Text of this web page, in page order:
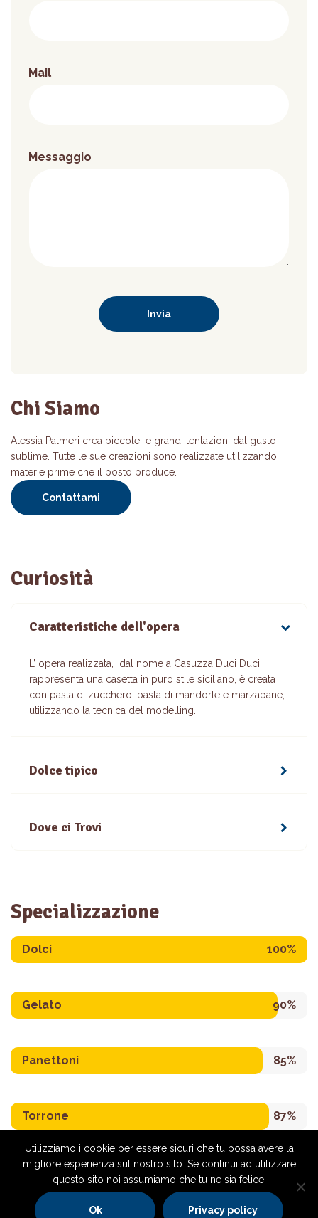
Mail
Messaggio
Chi Siamo
Alessia Palmeri crea piccole e grandi tentazioni dal gusto
sublime. Tutte le sue creazioni sono realizzate utilizzando
materie prime che il posto produce.
Contattami
Curiosità
Caratteristiche dell'opera
L’ opera realizzata, dal nome a Casuzza Duci Duci,
rappresenta una casetta in puro stile siciliano, è creata
con pasta di zucchero, pasta di mandorle e marzapane,
utilizzando la tecnica del modelling.
Dolce tipico
Dove ci Trovi
Specializzazione
Dolci 100%
Gelato 90%
Panettoni 85%
Torrone 87%
Utilizziamo i cookie per essere sicuri che tu possa avere la
migliore esperienza sul nostro sito. Se continui ad utilizzare
questo sito noi assumiamo che tu ne sia felice.
Ok Privacy policy